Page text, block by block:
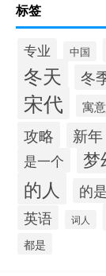
标签
专业 中国
冬天 冬
宋代 寓意
攻略 新年
是一个 梦
的人 的是
英语 词人
都是